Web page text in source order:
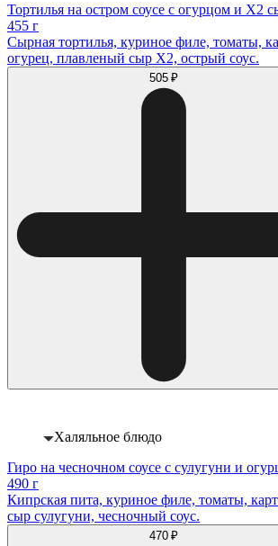
Тортилья на остром соусе с огурцом и Х2
455 г
Сырная тортилья, куриное филе, томаты,
огурец, плавленый сыр Х2, острый соус.
505 ₽
Халяльное блюдо
Гиро на чесночном соусе с сулугуни и
490 г
Кипрская пита, куриное филе, томаты,
сыр сулугуни, чесночный соус.
470 ₽